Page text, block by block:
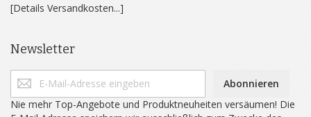
[Details Versandkosten...]
Newsletter
Abonnieren
Nie mehr Top-Angebote und Produktneuheiten versäumen! Die